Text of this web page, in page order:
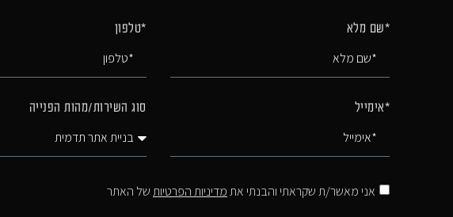
*שם מלא *טלפון
*אימייל סוג השירות/מהות הפנייה
אני מאשר/ת שקראתי והבנתי אתמדיניות הפרטיותשל האתר